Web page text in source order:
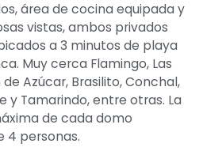
área de cocina equipada y
vistas, ambos privados
a 3 minutos de playa
Muy cerca Flamingo, Las
Azúcar, Brasilito, Conchal,
y Tamarindo, entre otras. La
de cada domo
4 personas.